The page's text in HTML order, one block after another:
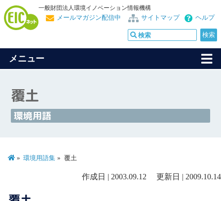
一般財団法人環境イノベーション情報機構
ヘルプ
サイトマップ
メールマガジン配信中
メニュー
覆土
環境用語
環境用語集 覆土
作成日 | 2003.09.12 更新日 | 2009.10.14